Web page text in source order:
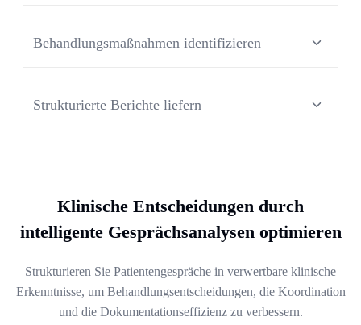
engagiert bleiben können.
Behandlungsmaßnahmen identifizieren
Vergessenheit gerät.
Strukturierte Berichte liefern
Klinische Entscheidungen durch
intelligente Gesprächsanalysen optimieren
Strukturieren Sie Patientengespräche in verwertbare klinische
Erkenntnisse, um Behandlungsentscheidungen, die Koordination
und die Dokumentationseffizienz zu verbessern.